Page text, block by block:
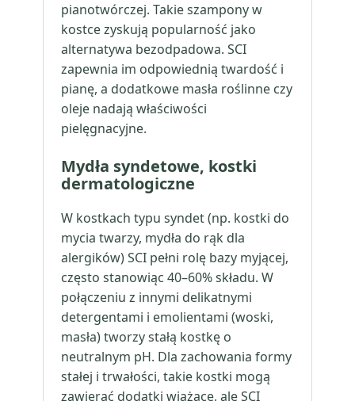
pianotwórczej. Takie szampony w
kostce zyskują popularność jako
alternatywa bezodpadowa. SCI
zapewnia im odpowiednią twardość i
pianę, a dodatkowe masła roślinne czy
oleje nadają właściwości
pielęgnacyjne.
Mydła syndetowe, kostki
dermatologiczne
W kostkach typu syndet (np. kostki do
mycia twarzy, mydła do rąk dla
alergików) SCI pełni rolę bazy myjącej,
często stanowiąc 40–60% składu. W
połączeniu z innymi delikatnymi
detergentami i emolientami (woski,
masła) tworzy stałą kostkę o
neutralnym pH. Dla zachowania formy
stałej i trwałości, takie kostki mogą
zawierać dodatki wiążące, ale SCI